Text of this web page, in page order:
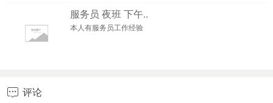
服务员 夜班 下午..
本人有服务员工作经验
 评论